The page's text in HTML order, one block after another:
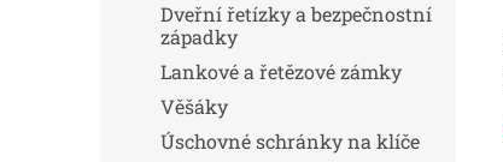
Dveřní řetízky a bezpečnostní
západky
Lankové a řetězové zámky
Věšáky
Úschovné schránky na klíče